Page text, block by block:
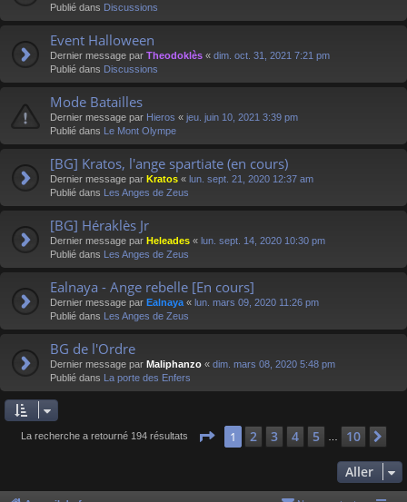
Publié dans Discussions
Event Halloween
Dernier message par Theodoklès « dim. oct. 31, 2021 7:21 pm
Publié dans Discussions
Mode Batailles
Dernier message par Hieros « jeu. juin 10, 2021 3:39 pm
Publié dans Le Mont Olympe
[BG] Kratos, l'ange spartiate (en cours)
Dernier message par Kratos « lun. sept. 21, 2020 12:37 am
Publié dans Les Anges de Zeus
[BG] Héraklès Jr
Dernier message par Heleades « lun. sept. 14, 2020 10:30 pm
Publié dans Les Anges de Zeus
Ealnaya - Ange rebelle [En cours]
Dernier message par Ealnaya « lun. mars 09, 2020 11:26 pm
Publié dans Les Anges de Zeus
BG de l'Ordre
Dernier message par Maliphanzo « dim. mars 08, 2020 5:48 pm
Publié dans La porte des Enfers
La recherche a retourné 194 résultats Page 1sur 10
1 2 3 4 5 10
Aller